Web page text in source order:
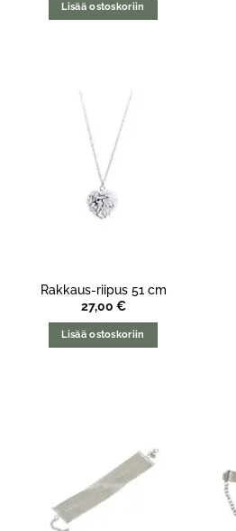
Lisää ostoskoriin
Rakkaus-riipus 51 cm
27,00 €
Lisää ostoskoriin